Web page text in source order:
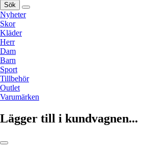
Sök
Nyheter
Skor
Kläder
Herr
Dam
Barn
Sport
Tillbehör
Outlet
Varumärken
Lägger till i kundvagnen...